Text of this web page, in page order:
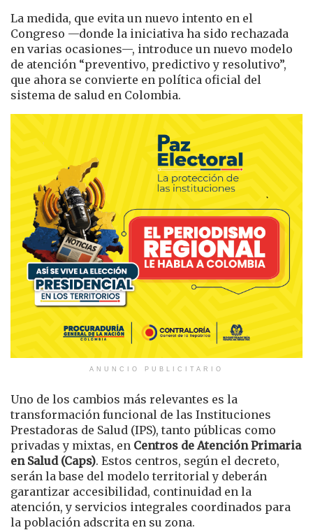
La medida, que evita un nuevo intento en el
Congreso —donde la iniciativa ha sido rechazada
en varias ocasiones—, introduce un nuevo modelo
de atención “preventivo, predictivo y resolutivo”,
que ahora se convierte en política oficial del
sistema de salud en Colombia.
ANUNCIO PUBLICITARIO
Uno de los cambios más relevantes es la
transformación funcional de las Instituciones
Prestadoras de Salud (IPS), tanto públicas como
privadas y mixtas, en Centros de Atención Primaria
en Salud (Caps). Estos centros, según el decreto,
serán la base del modelo territorial y deberán
garantizar accesibilidad, continuidad en la
atención, y servicios integrales coordinados para
la población adscrita en su zona.